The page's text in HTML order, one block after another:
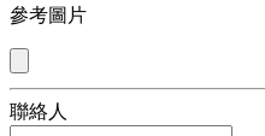
參考圖片
聯絡人